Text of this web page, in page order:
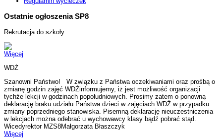
Ostatnie ogłoszenia SP8
Rekrutacja do szkoły
Więcej
WDŻ
Szanowni Państwo! W związku z Państwa oczekiwaniami oraz prośbą o
zmianę godzin zajęć WDŻinformujemy, iż jest możliwość organizacji
tychże lekcji w godzinach popołudniowych. Prosimy zatem o ponowną
deklarację braku udziału Państwa dzieci w zajęciach WDŻ w przypadku
zmiany poprzedniego stanowiska. Pisemną deklarację nieuczestniczenia
w lekcjach można odebrać u wychowawcy klasy bądź pobrać stąd.
Wicedyrektor MZS8Małgorzata Błaszczyk
Więcej